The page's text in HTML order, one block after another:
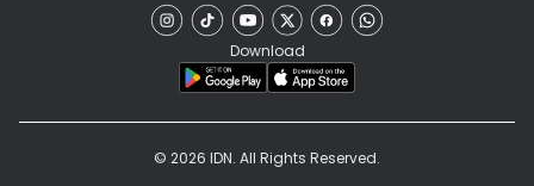
Download
© 2026 IDN. All Rights Reserved.